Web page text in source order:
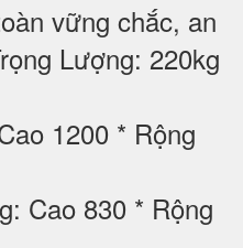
vững chắc, an
Lượng: 220kg
1200 * Rộng
Cao 830 * Rộng